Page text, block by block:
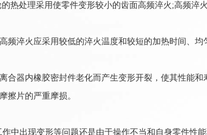
处理采用使零件变形较小的齿面高频淬火;高频淬火
火应采用较低的淬火温度和较短的加热时间、均
内橡胶密封件老化而产生变形开裂，使其性能和
擦片的严重摩损。
出现变形等问题还是由于操作不当和自身零件性